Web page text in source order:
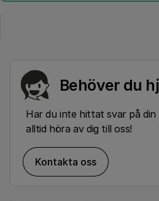
Behöver du
Har du inte hittat svar på din
alltid höra av dig till oss!
Kontakta oss